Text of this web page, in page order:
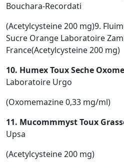
Bouchara-Recordati
(Acetylcysteine 200 mg)9.
Sucre Orange Laboratoire
France(Acetylcysteine 200 mg)
10. Humex Toux Seche
Laboratoire Urgo
(Oxomemazine 0,33 mg/ml)
11. Mucommmyst Toux
Upsa
(Acetylcysteine 200 mg)